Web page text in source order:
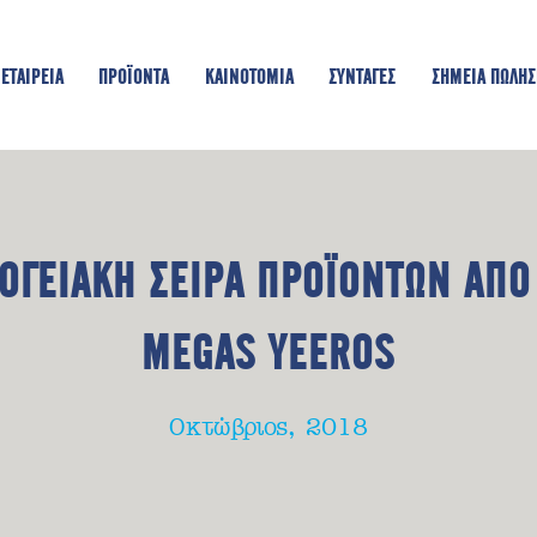
ΕΤΑΙΡΕΙΑ ΠΡΟΪΟΝΤΑ KAINOTOMIA ΣΥΝΤΑΓΕΣ ΣΗΜΕΙΑ
ΣΕΙΡΑ ΠΡΟΪΟΝΤΩΝ
MEGAS YEEROS
Οκτώβριος, 2018